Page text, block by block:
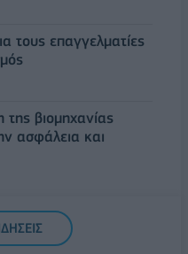
τους επαγγελματίες
βιομηχανίας
ασφάλεια και
στο ζήτημα των
στις χρονοβόρες